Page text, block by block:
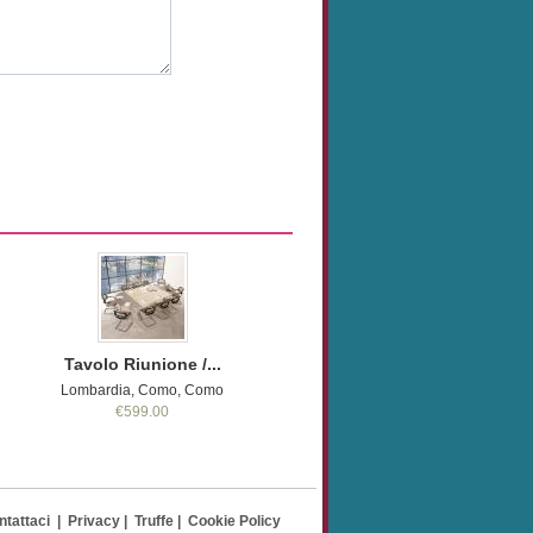
Tavolo Riunione /...
Lombardia, Como, Como
€599.00
Privacy Truffe Cookie Policy